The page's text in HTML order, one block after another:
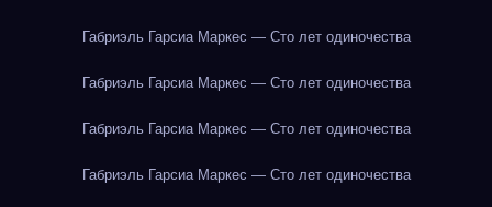
Габриэль Гарсиа Маркес — Сто лет одиночества
Габриэль Гарсиа Маркес — Сто лет одиночества
Габриэль Гарсиа Маркес — Сто лет одиночества
Габриэль Гарсиа Маркес — Сто лет одиночества